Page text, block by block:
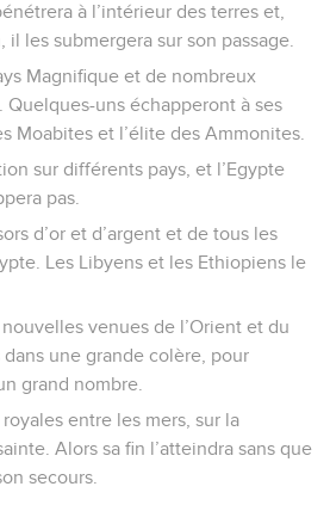
à l’intérieur des terres et,
les submergera sur son passage.
Magnifique et de nombreux
uns échapperont à ses
Moabites et l’élite des Ammonites.
sur différents pays, et l’Egypte
pas.
d’or et d’argent et de tous les
Les Libyens et les Ethiopiens le
venues de l’Orient et du
une grande colère, pour
grand nombre.
entre les mers, sur la
Alors sa fin l’atteindra sans que
secours.